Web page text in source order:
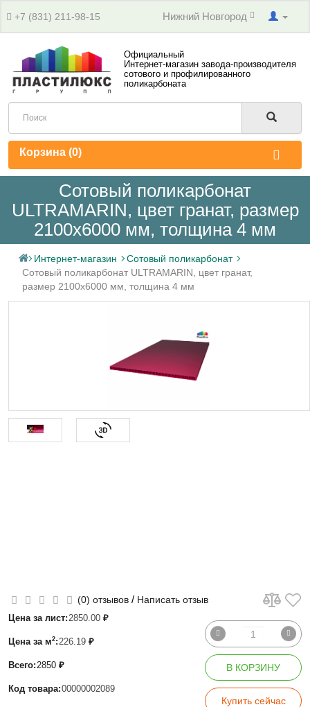
+7 (831) 211-98-15 Нижний Новгород
Официальный
Интернет-магазин завода-производителя
сотового и профилированного
поликарбоната
Корзина (0)
Сотовый поликарбонат
ULTRAMARIN, цвет гранат, размер
2100x6000 мм, толщина 4 мм
Интернет-магазин
Сотовый поликарбонат
Сотовый поликарбонат ULTRAMARIN, цвет гранат,
размер 2100x6000 мм, толщина 4 мм
(0) отзывов / Написать отзыв
Цена за лист: 2850.00 ₽
Цена за м2: 226.19 ₽
Всего: 2850 ₽
Код товара:00000002089
В КОРЗИНУ
Купить сейчас